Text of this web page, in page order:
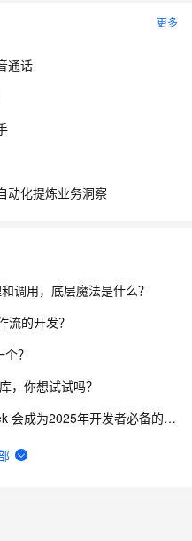
更多
通话
动化提炼业务洞察
调用，底层魔法是什么？
流的开发？
？
，你想试试吗？
DeepSeek 爆火，你认为 DeepSeek 会成为2025年开发者必备的神器吗？
更靠谱？
么办？